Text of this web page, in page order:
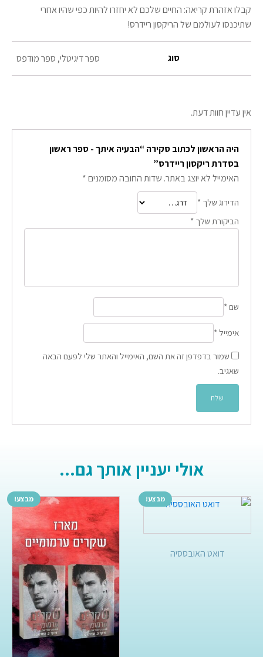
קבלו אזהרת קריאה: החיים שלכם לא יחזרו להיות כפי שהיו אחרי
שתיכנסו לעולמם של הריקסון ריידרס!
סוג ספר דיגיטלי, ספר מודפס
אין עדיין חוות דעת.
היה הראשון לכתוב סקירה “הבעיה איתך - ספר ראשון
בסדרת ריקסון ריידרס”
האימייל לא יוצג באתר. שדות החובה מסומנים*
הדירוג שלך *
הביקורת שלך *
שם *
אימייל *
שמור בדפדפן זה את השם, האימייל והאתר שלי לפעם הבאה
שאגיב.
אולי יעניין אותך גם...
מבצע!
דואט האובססיה
מבצע!